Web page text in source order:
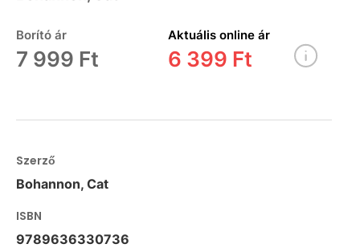
Borító ár
7 999 Ft
Aktuális online ár
6 399 Ft
Szerző
Bohannon, Cat
ISBN
9789636330736